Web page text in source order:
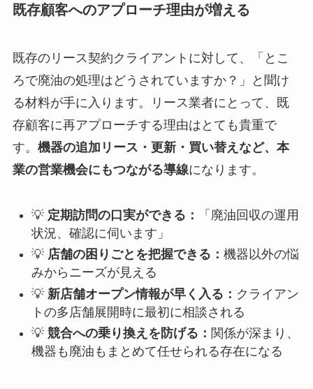
既存顧客へのアプローチ理由が増える
既存のリース契約クライアントに対して、「とこ
ろで廃油の処理はどうされていますか？」と聞け
る材料が手に入ります。リース業者にとって、既
存顧客に再アプローチする理由はとても貴重で
す。 機器の追加リース・更新・買い替えなど、本
業の営業機会にもつながる導線になります。
💡 定期訪問の口実ができる：
「廃油回収の運用
状況、確認に伺います」
💡 店舗の困りごとを把握できる： 機器以外の悩
みからニーズが見える
💡 新店舗オープン情報が早く入る： クライアン
トの多店舗展開時に最初に相談される
💡 競合への乗り換えを防げる： 関係が深まり、
機器も廃油もまとめて任せられる存在になる